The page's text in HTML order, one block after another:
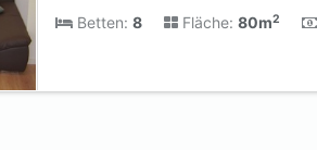
Betten: 8 Fläche: 80m2